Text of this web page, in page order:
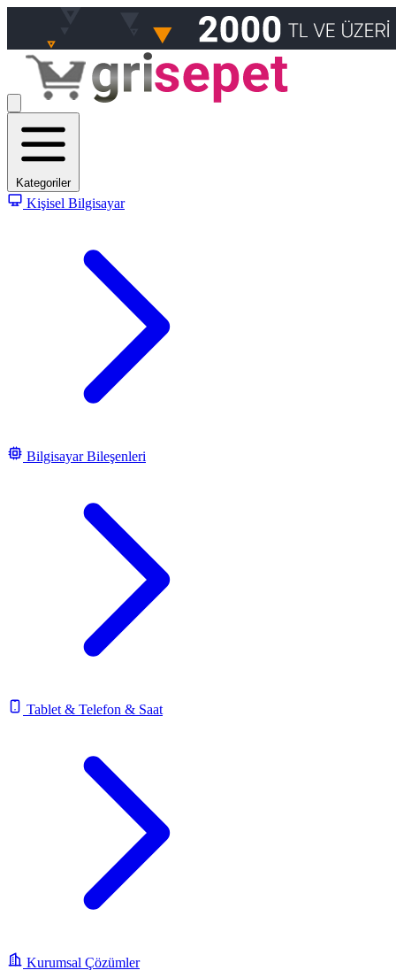
Kategoriler
Kişisel Bilgisayar
Bilgisayar Bileşenleri
Tablet & Telefon & Saat
Kurumsal Çözümler